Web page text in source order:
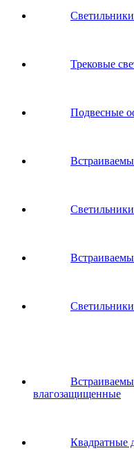
Трековые
Подвесные
влагозащищенные
Квадратные